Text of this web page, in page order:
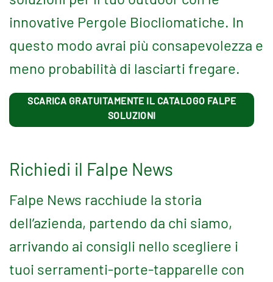
innovative Pergole Biocliomatiche. In
questo modo avrai più consapevolezza e
meno probabilità di lasciarti fregare.
SCARICA GRATUITAMENTE IL CATALOGO FALPE
SOLUZIONI
Richiedi il Falpe News
Falpe News racchiude la storia
dell’azienda, partendo da chi siamo,
arrivando ai consigli nello scegliere i
tuoi serramenti-porte-tapparelle con